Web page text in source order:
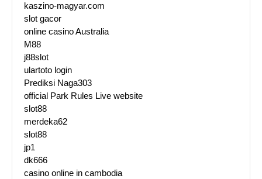
kaszino-magyar.com
slot gacor
online casino Australia
M88
j88slot
ulartoto login
Prediksi Naga303
official Park Rules Live website
slot88
merdeka62
slot88
jp1
dk666
casino online in cambodia